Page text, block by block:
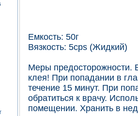
Емкость: 50г
Вязкость: 5cps (Жидкий)
Меры предосторожности.
клея! При попадании в
течение 15 минут. При
обратиться к врачу.
помещении. Хранить в